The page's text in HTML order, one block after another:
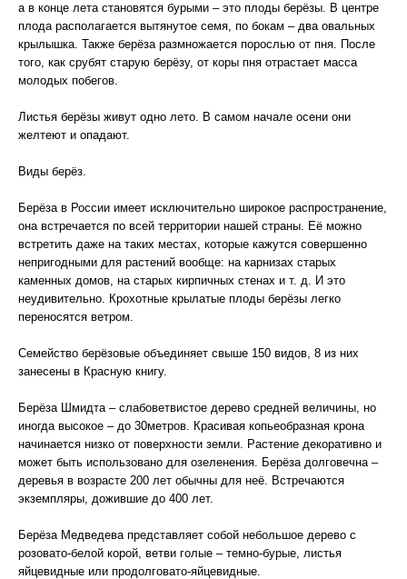
а в конце лета становятся бурыми – это плоды берёзы. В центре
плода располагается вытянутое семя, по бокам – два овальных
крылышка. Также берёза размножается порослью от пня. После
того, как срубят старую берёзу, от коры пня отрастает масса
молодых побегов.
Листья берёзы живут одно лето. В самом начале осени они
желтеют и опадают.
Виды берёз.
Берёза в России имеет исключительно широкое распространение,
она встречается по всей территории нашей страны. Её можно
встретить даже на таких местах, которые кажутся совершенно
непригодными для растений вообще: на карнизах старых
каменных домов, на старых кирпичных стенах и т. д. И это
неудивительно. Крохотные крылатые плоды берёзы легко
переносятся ветром.
Семейство берёзовые объединяет свыше 150 видов, 8 из них
занесены в Красную книгу.
Берёза Шмидта – слабоветвистое дерево средней величины, но
иногда высокое – до 30метров. Красивая копьеобразная крона
начинается низко от поверхности земли. Растение декоративно и
может быть использовано для озеленения. Берёза долговечна –
деревья в возрасте 200 лет обычны для неё. Встречаются
экземпляры, дожившие до 400 лет.
Берёза Медведева представляет собой небольшое дерево с
розовато-белой корой, ветви голые – темно-бурые, листья
яйцевидные или продолговато-яйцевидные.